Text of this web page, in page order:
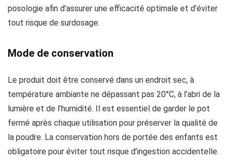
posologie afin d’assurer une efficacité optimale et d’éviter
tout risque de surdosage.
Mode de conservation
Le produit doit être conservé dans un endroit sec, à
température ambiante ne dépassant pas 20°C, à l’abri de la
lumière et de l’humidité. Il est essentiel de garder le pot
fermé après chaque utilisation pour préserver la qualité de
la poudre. La conservation hors de portée des enfants est
obligatoire pour éviter tout risque d’ingestion accidentelle.